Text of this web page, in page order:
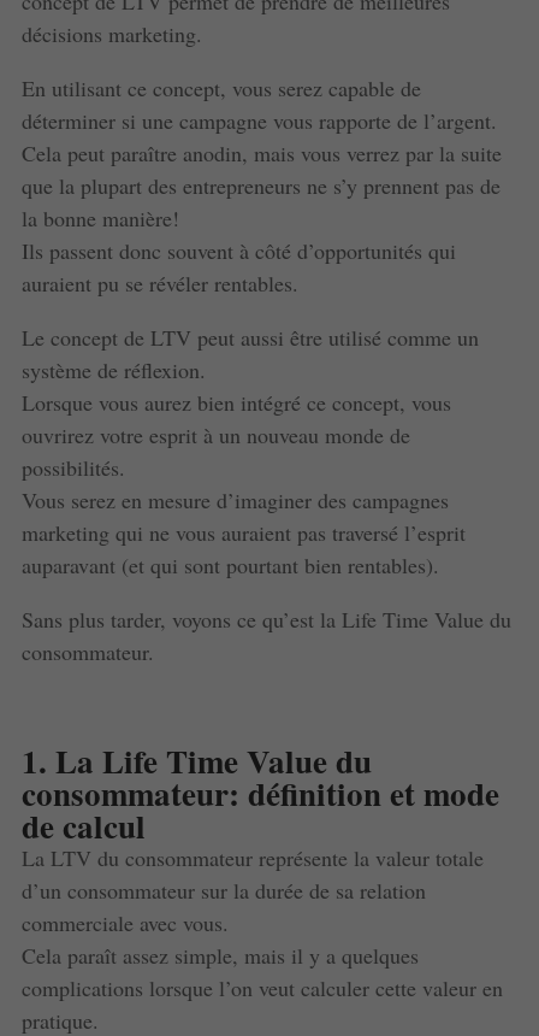
décisions marketing.
En utilisant ce concept, vous serez capable de
déterminer si une campagne vous rapporte de l’argent.
Cela peut paraître anodin, mais vous verrez par la suite
que la plupart des entrepreneurs ne s’y prennent pas de
la bonne manière!
Ils passent donc souvent à côté d’opportunités qui
auraient pu se révéler rentables.
Le concept de LTV peut aussi être utilisé comme un
système de réflexion.
Lorsque vous aurez bien intégré ce concept, vous
ouvrirez votre esprit à un nouveau monde de
possibilités.
Vous serez en mesure d’imaginer des campagnes
marketing qui ne vous auraient pas traversé l’esprit
auparavant (et qui sont pourtant bien rentables).
Sans plus tarder, voyons ce qu’est la Life Time Value du
consommateur.
1. La Life Time Value du
consommateur: définition et mode
de calcul
La LTV du consommateur représente la valeur totale
d’un consommateur sur la durée de sa relation
commerciale avec vous.
Cela paraît assez simple, mais il y a quelques
complications lorsque l’on veut calculer cette valeur en
pratique.